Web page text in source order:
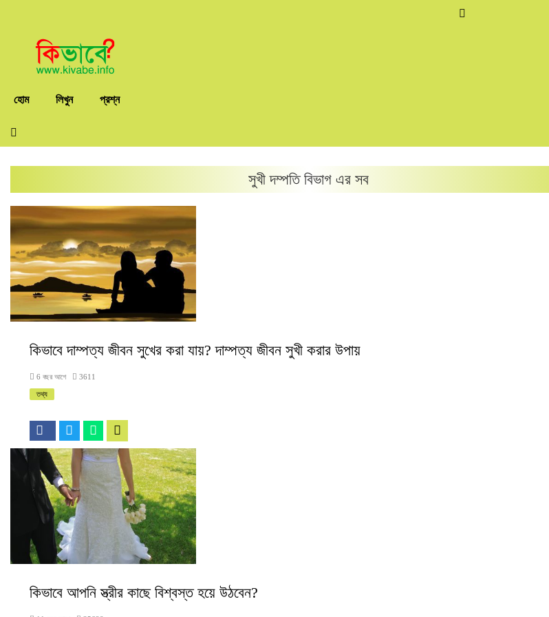
হোম লিখুন প্রশ্ন
সুখী দম্পতিবিভাগ এর সব
কিভাবে দাম্পত্য জীবন সুখের করা যায়? দাম্পত্য জীবন সুখী করার উপায়
6 বছর আগে 3611
তথ্য
কিভাবে আপনি স্ত্রীর কাছে বিশ্বস্ত হয়ে উঠবেন?